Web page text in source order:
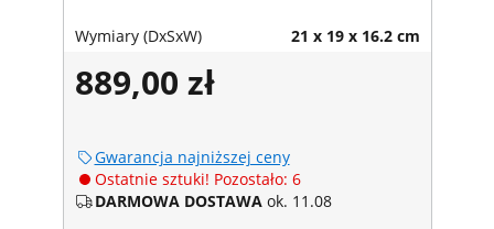
Wymiary (DxSxW) 21 x 19 x 16.2 cm
889,00 zł
Gwarancja najniższej ceny
Ostatnie sztuki! Pozostało: 6
DARMOWA DOSTAWA ok. 11.08